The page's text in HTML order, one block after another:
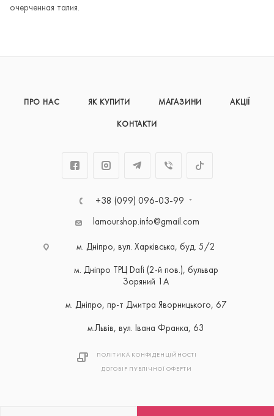
очерченная талия.
ПРО НАС ЯК КУПИТИ МАГАЗИНИ АКЦІЇ
КОНТАКТИ
+38 (099) 096-03-99
lamour.shop.info@gmail.com
м. Дніпро, вул. Харківська, буд. 5/2
м. Дніпро ТРЦ Dafi (2-й пов.), бульвар
Зоряний 1А
м. Дніпро, пр-т Дмитра Яворницького, 67
м.Львів, вул. Івана Франка, 63
ПОЛІТИКА КОНФІДЕНЦІЙНОСТІ
ДОГОВІР ПУБЛІЧНОЇ ОФЕРТИ